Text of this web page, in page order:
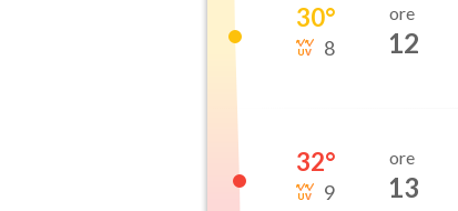
30°
8
ore
12
32°
9
ore
13